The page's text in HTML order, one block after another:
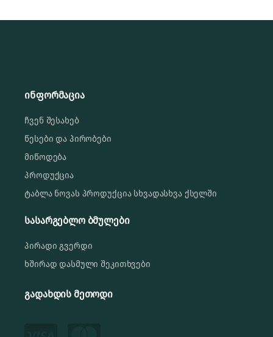
ინფორმაცია
ჩვენ შესახებ
წესები და პირობები
მიწოდება
პროდუქცია
ტაბლა ნოვას პროდუქცია სხვადასხვა ქსელში
სასარგებლო ბმულები
პირადი გვერდი
ხშირად დასმული შეკითხვები
გადახდის მეთოდი